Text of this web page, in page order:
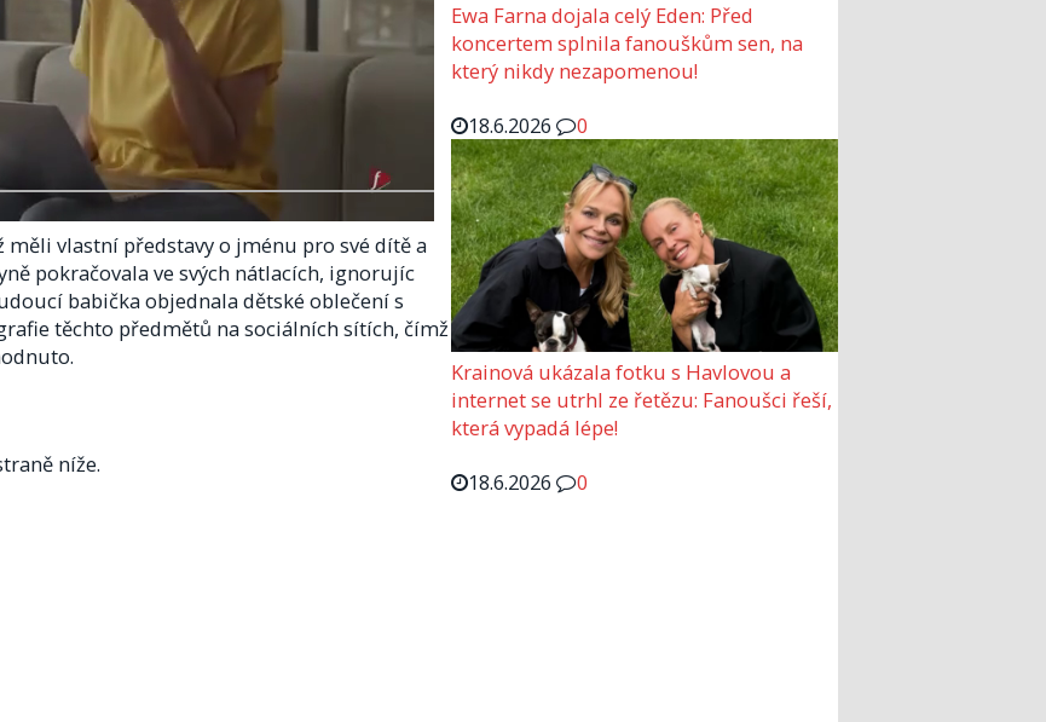
vlastní představy o jménu pro své dítě a
pokračovala ve svých nátlacích, ignorujíc
babička objednala dětské oblečení s
těchto předmětů na sociálních sítích, čímž
níže.
Ewa Farna dojala celý Eden: Před
koncertem splnila fanouškům sen, na
který nikdy nezapomenou!
18.6.2026
0
Krainová ukázala fotku s Havlovou a
internet se utrhl ze řetězu: Fanoušci řeší,
která vypadá lépe!
18.6.2026
0